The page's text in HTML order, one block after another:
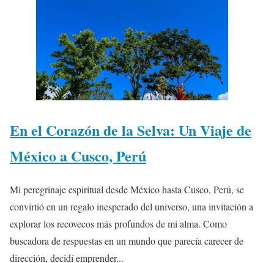
En el Corazón de la Selva: Un Viaje de
México a Cusco, Perú
Mi peregrinaje espiritual desde México hasta Cusco, Perú, se
convirtió en un regalo inesperado del universo, una invitación a
explorar los recovecos más profundos de mi alma. Como
buscadora de respuestas en un mundo que parecía carecer de
dirección, decidí emprender...